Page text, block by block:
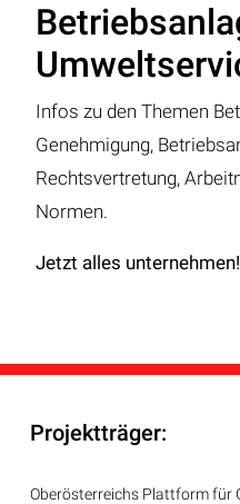
Infos zu den Themen
Genehmigung,
Rechtsvertretung,
Normen.
Jetzt alles unternehmen!
Projektträger:
Oberösterreichs Plattform für